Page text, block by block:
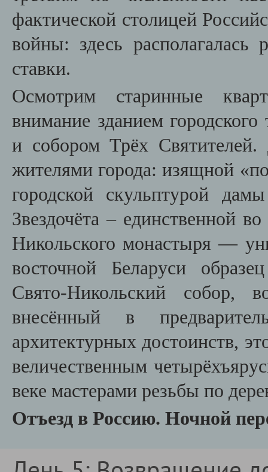
фактической столицей
войны: здесь
ставки.
Осмотрим старинные
внимание зданием городского
и собором Трёх
жителями города: изящной
городской скульптурой
Звездочёта – единственной
Никольского монастыря —
восточной Беларуси
Свято-Никольский собор,
внесённый в
архитектурных достоинств,
величественным
веке мастерами резьбы по
Отъезд в Россию. Ночной